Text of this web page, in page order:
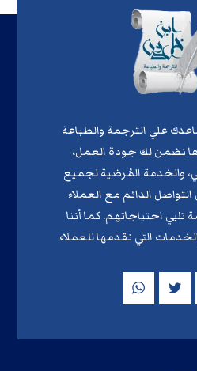
علي الترجمة والطباعة
نضمن لك جودة العمل،
والخدمة المُرضية لجميع
الدائم مع العملاء
تلبي احتياجاتهم. كما أننا
التي نقدمها للعملاء